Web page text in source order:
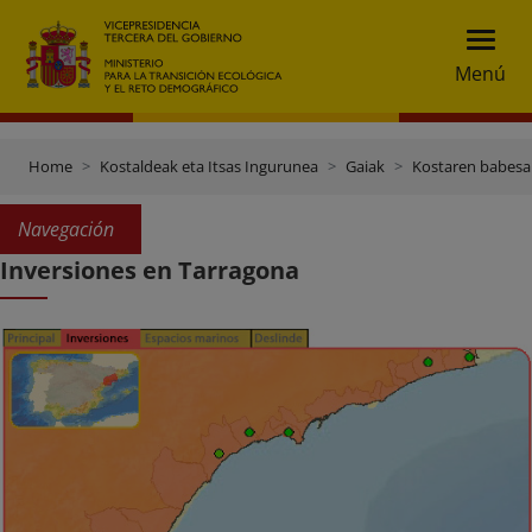
Menú
Home Kostaldeak eta Itsas Ingurunea Gaiak Kostaren babesa
Navegación
Inversiones en Tarragona